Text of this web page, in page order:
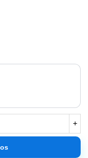
+